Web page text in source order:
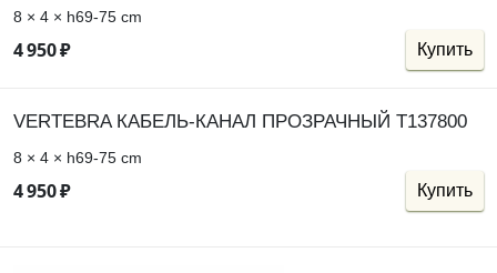
8 × 4 × h69-75 cm
4950₽ Купить
VERTEBRA КАБЕЛЬ-КАНАЛ ПРОЗРАЧНЫЙ Т137800
8 × 4 × h69-75 cm
4950₽ Купить